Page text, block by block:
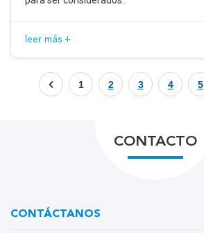
leer más +
1 2 3 4 5
CONTACTO
CONTÁCTANOS